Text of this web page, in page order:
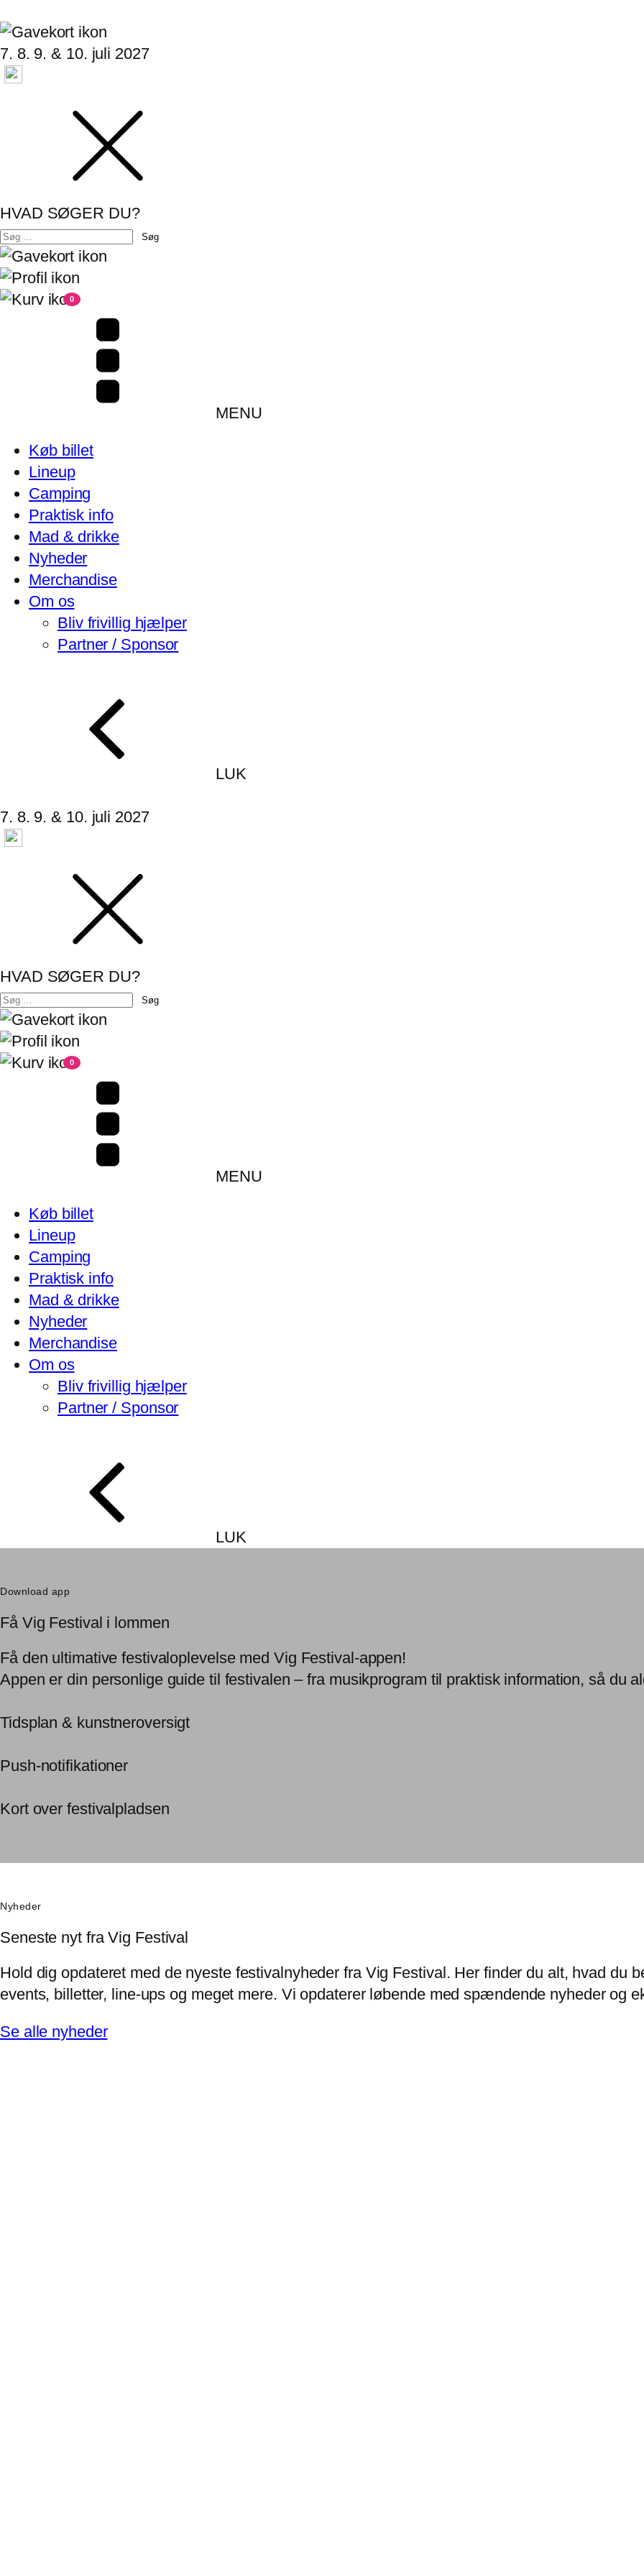
7. 8. 9. & 10. juli 2027
HVAD SØGER DU?
Søg
efter:
0
MENU
Køb billet
Lineup
Camping
Praktisk info
Mad & drikke
Nyheder
Merchandise
Om os
Bliv frivillig hjælper
Partner / Sponsor
LUK
7. 8. 9. & 10. juli 2027
HVAD SØGER DU?
Søg
efter:
0
MENU
Køb billet
Lineup
Camping
Praktisk info
Mad & drikke
Nyheder
Merchandise
Om os
Bliv frivillig hjælper
Partner / Sponsor
LUK
Download app
Få Vig Festival i lommen
Få den ultimative festivaloplevelse med Vig Festival-appen!
Appen er din personlige guide til festivalen – fra musikprogram til praktisk information, så du
Tidsplan & kunstneroversigt
Push-notifikationer
Kort over festivalpladsen
Nyheder
Seneste nyt fra Vig Festival
Hold dig opdateret med de nyeste festivalnyheder fra Vig Festival. Her finder du alt, hvad du
events, billetter, line-ups og meget mere. Vi opdaterer løbende med spændende nyheder og
Se alle nyheder